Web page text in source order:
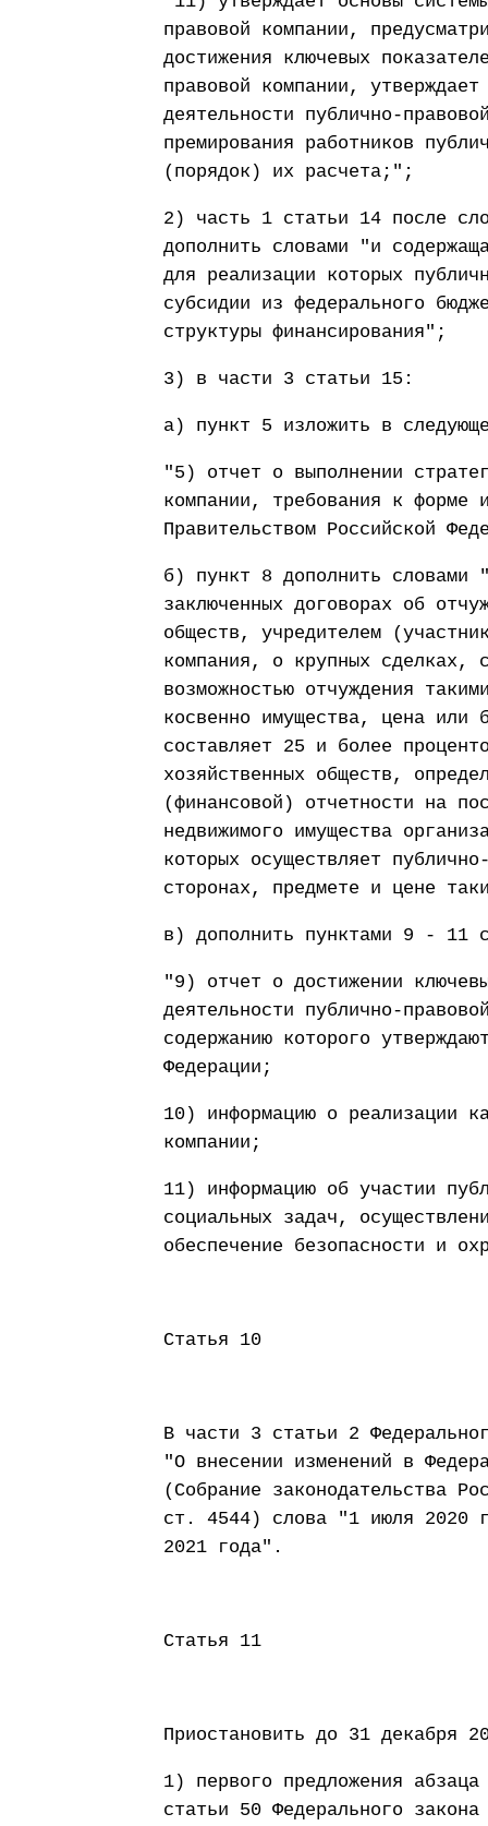
правовой компании,
достижения ключевых
правовой компании,
деятельности публично-
премирования работников
(порядок) их расчета;";
2) часть 1 статьи 14 после
дополнить словами "и
для реализации которых
субсидии из федерального
структуры финансирования";
3) в части 3 статьи 15:
а) пункт 5 изложить в
"5) отчет о выполнении
компании, требования к форме
Правительством Российской
б) пункт 8 дополнить словами
заключенных договорах об
обществ, учредителем
компания, о крупных сделках,
возможностью отчуждения
косвенно имущества, цена или
составляет 25 и более
хозяйственных обществ,
(финансовой) отчетности на
недвижимого имущества
которых осуществляет
сторонах, предмете и цене
в) дополнить пунктами 9 - 11
"9) отчет о достижении
деятельности публично-
содержанию которого
Федерации;
10) информацию о реализации
компании;
11) информацию об участии
социальных задач,
обеспечение безопасности и
Статья 10
В части 3 статьи 2
"О внесении изменений в
(Собрание законодательства
ст. 4544) слова "1 июля 2020
2021 года".
Статья 11
Приостановить до 31 декабря
1) первого предложения
статьи 50 Федерального